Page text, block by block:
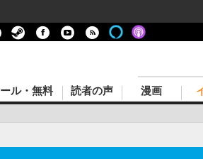
ル・無料 読者の声 漫画